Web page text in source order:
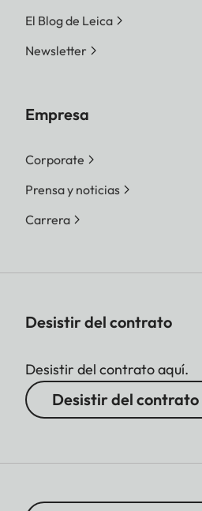
El Blog de Leica
Newsletter
Empresa
Corporate
Prensa y noticias
Carrera
Desistir del contrato
Desistir del contrato aquí.
Desistir del contrato